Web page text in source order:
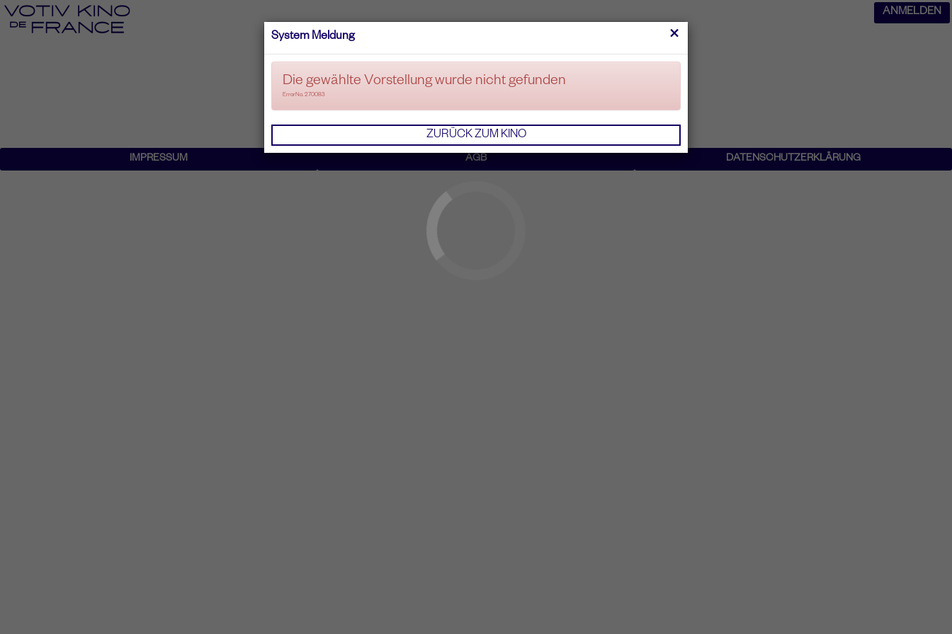
ANMELDEN
×
System Meldung
Die gewählte Vorstellung wurde nicht gefunden
ErrorNo. 270083
ZURÜCK ZUM KINO
IMPRESSUM AGB DATENSCHUTZERKLÄRUNG